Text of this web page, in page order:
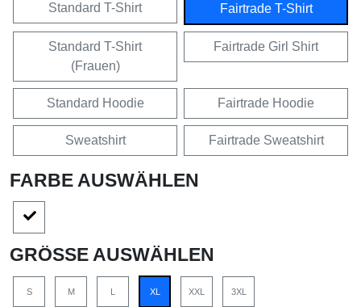
Standard T-Shirt Fairtrade T-Shirt
Standard T-Shirt
(Frauen)
Fairtrade Girl Shirt
Standard Hoodie Fairtrade Hoodie
Sweatshirt Fairtrade Sweatshirt
FARBE AUSWÄHLEN
GRÖSSE AUSWÄHLEN
S M XL XXL 3XL